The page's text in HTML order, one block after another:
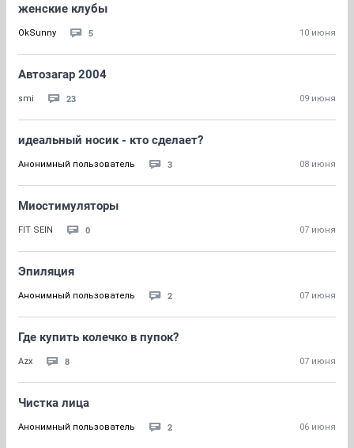
женские клубы
OkSunny 5 10 июня
Автозагар 2004
smi 23 09 июня
идеальный носик - кто сделает?
Анонимный пользователь 3 08 июня
Миостимуляторы
FIT SEIN 0 07 июня
Эпиляция
Анонимный пользователь 2 07 июня
Где купить колечко в пупок?
Azx 8 07 июня
Чистка лица
Анонимный пользователь 2 06 июня